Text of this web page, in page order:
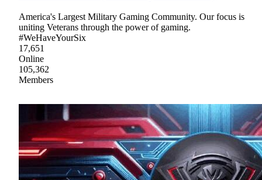
America's Largest Military Gaming Community. Our focus is
uniting Veterans through the power of gaming.
#WeHaveYourSix
17,651
Online
105,362
Members